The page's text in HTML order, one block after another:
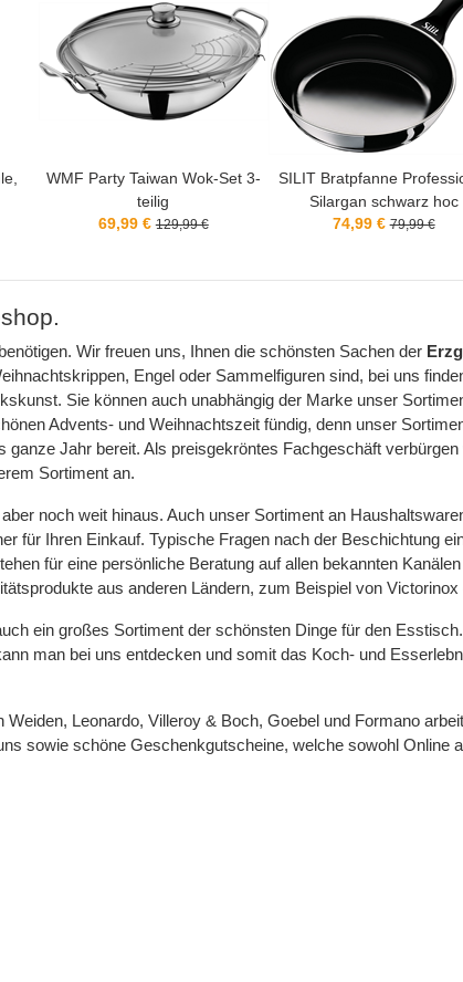
3-
SILIT Bratpfanne Professional
Silargan schwarz hoc
74,99 € 79,99 €
GEFU Kartoffel-
Baumwolle 37x30cm
5,99 € 8,99 €
Wir freuen uns, Ihnen die schönsten Sachen der
Engel oder Sammelfiguren sind, bei uns
Sie können auch unabhängig der Marke unser
Advents- und Weihnachtszeit fündig, denn unser
ganze Jahr bereit. Als preisgekröntes Fachgeschäft
Sortiment an.
noch weit hinaus. Auch unser Sortiment an
für Ihren Einkauf. Typische Fragen nach der Beschichtung
für eine persönliche Beratung auf allen bekannten
aus anderen Ländern, zum Beispiel von
ein großes Sortiment der schönsten Dinge für den
man bei uns entdecken und somit das Koch- und
Leonardo, Villeroy & Boch, Goebel und Formano
sowie schöne Geschenkgutscheine, welche sowohl